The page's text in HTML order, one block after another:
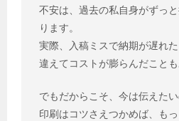
不安は、過去の私自身がずっ
ります。
実際、入稿ミスで納期が遅れ
違えてコストが膨らんだことも
でもだからこそ、今は伝えたい
印刷はコツさえつかめば、も